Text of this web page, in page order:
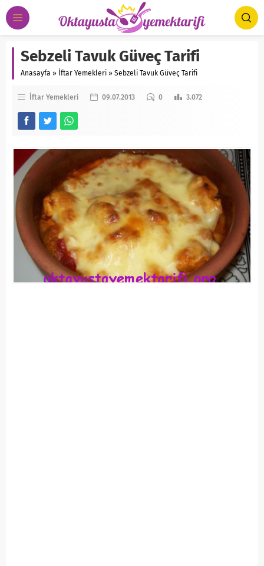
Sebzeli Tavuk Güveç Tarifi
Anasayfa » İftar Yemekleri » Sebzeli Tavuk Güveç Tarifi
İftar Yemekleri 09.07.2013 0 3.072